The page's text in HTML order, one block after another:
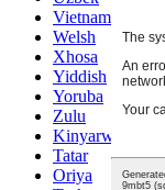
Vietnamese
Welsh
Xhosa
Yiddish
Yoruba
Zulu
Kinyarwanda
Tatar
Oriya